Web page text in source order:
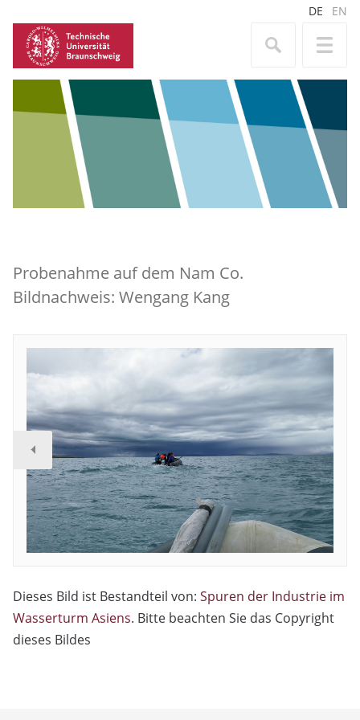
DE EN
Probenahme auf dem Nam Co.
Bildnachweis: Wengang Kang
Dieses Bild ist Bestandteil von: Spuren der Industrie im
Wasserturm Asiens. Bitte beachten Sie das Copyright
dieses Bildes